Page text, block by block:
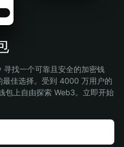
找一个可靠且安全的加密钱
佳选择。受到 4000 万用户的
包上自由探索 Web3。立即开始